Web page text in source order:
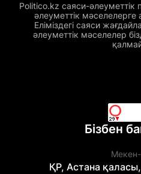
Politico.kz саяси-әлеуметтік
әлеуметтік мәселелерге
Еліміздегі саяси
әлеуметтік мәселелер
Бізбен
ҚР, Астана